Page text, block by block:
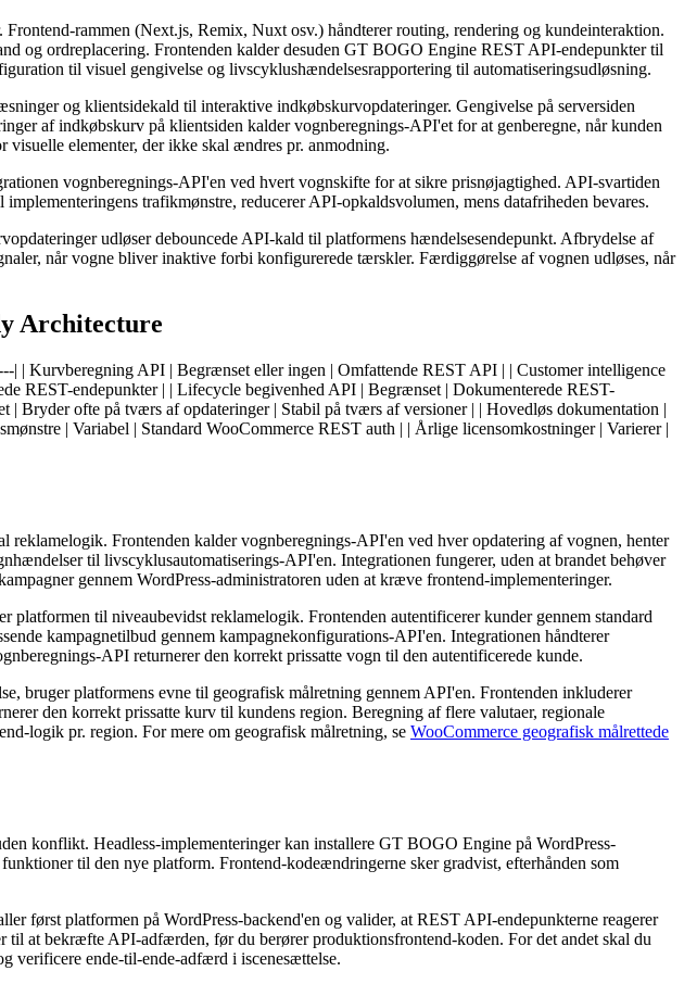
rammen (Next.js, Remix, Nuxt osv.) håndterer routing, rendering og kundeinteraktion.
og ordreplacering. Frontenden kalder desuden GT BOGO Engine REST API-endepunkter til
til visuel gengivelse og livscyklushændelsesrapportering til automatiseringsudløsning.
og klientsidekald til interaktive indkøbskurvopdateringer. Gengivelse på serversiden
af indkøbskurv på klientsiden kalder vognberegnings-API'et for at genberegne, når kunden
elementer, der ikke skal ændres pr. anmodning.
vognberegnings-API'en ved hvert vognskifte for at sikre prisnøjagtighed. API-svartiden
trafikmønstre, reducerer API-opkaldsvolumen, mens datafriheden bevares.
udløser debouncede API-kald til platformens hændelsesendepunkt. Afbrydelse af
når vogne bliver inaktive forbi konfigurerede tærskler. Færdiggørelse af vognen udløses, når
Architecture
| Kurvberegning API | Begrænset eller ingen | Omfattende REST API | | Customer intelligence
REST-endepunkter | | Lifecycle begivenhed API | Begrænset | Dokumenterede REST-
Bryder ofte på tværs af opdateringer | Stabil på tværs af versioner | | Hovedløs dokumentation |
| Variabel | Standard WooCommerce REST auth | | Årlige licensomkostninger | Varierer |
Frontenden kalder vognberegnings-API'en ved hver opdatering af vognen, henter
til livscyklusautomatiserings-API'en. Integrationen fungerer, uden at brandet behøver
gennem WordPress-administratoren uden at kræve frontend-implementeringer.
til niveaubevidst reklamelogik. Frontenden autentificerer kunder gennem standard
kampagnetilbud gennem kampagnekonfigurations-API'en. Integrationen håndterer
API returnerer den korrekt prissatte vogn til den autentificerede kunde.
bruger platformens evne til geografisk målretning gennem API'en. Frontenden inkluderer
den korrekt prissatte kurv til kundens region. Beregning af flere valutaer, regionale
logik pr. region. For mere om geografisk målretning, se WooCommerce geografisk målrettede
konflikt. Headless-implementeringer kan installere GT BOGO Engine på WordPress-
til den nye platform. Frontend-kodeændringerne sker gradvist, efterhånden som
først platformen på WordPress-backend'en og valider, at REST API-endepunkterne reagerer
at bekræfte API-adfærden, før du berører produktionsfrontend-koden. For det andet skal du
verificere ende-til-ende-adfærd i iscenesættelse.